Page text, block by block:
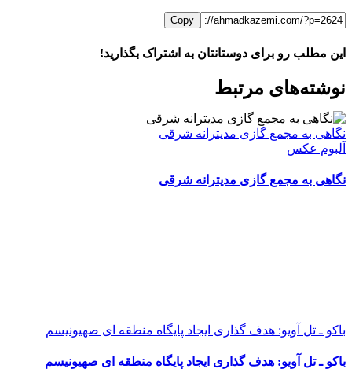
Copy
این مطلب رو برای دوستانتان به اشتراک بگذارید!
FacebookX
LinkedIn
WhatsApp
Telegram
ایمیل
نوشته‌‌های مرتبط
نگاهی به مجمع گازی مدیترانه شرقی
آلبوم عکس
نگاهی به مجمع گازی مدیترانه شرقی
باکو ـ تل آویو: هدف گذاری ایجاد پایگاه منطقه ای صهیونیسم
باکو ـ تل آویو: هدف گذاری ایجاد پایگاه منطقه ای صهیونیسم